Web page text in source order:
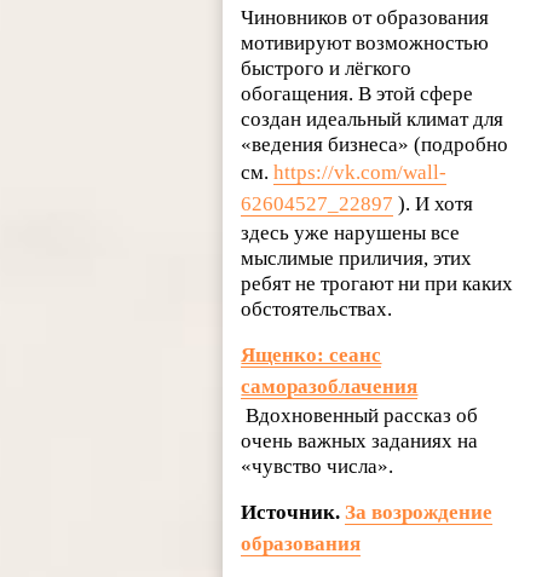
Чиновников от образования
мотивируют возможностью
быстрого и лёгкого
обогащения. В этой сфере
создан идеальный климат для
«ведения бизнеса» (подробно
см.https://vk.com/wall-
62604527_22897 ). И хотя
здесь уже нарушены все
мыслимые приличия, этих
ребят не трогают ни при каких
обстоятельствах.
Ященко: сеанс
саморазоблачения
Вдохновенный рассказ об
очень важных заданиях на
«чувство числа».
Источник.За возрождение
образования